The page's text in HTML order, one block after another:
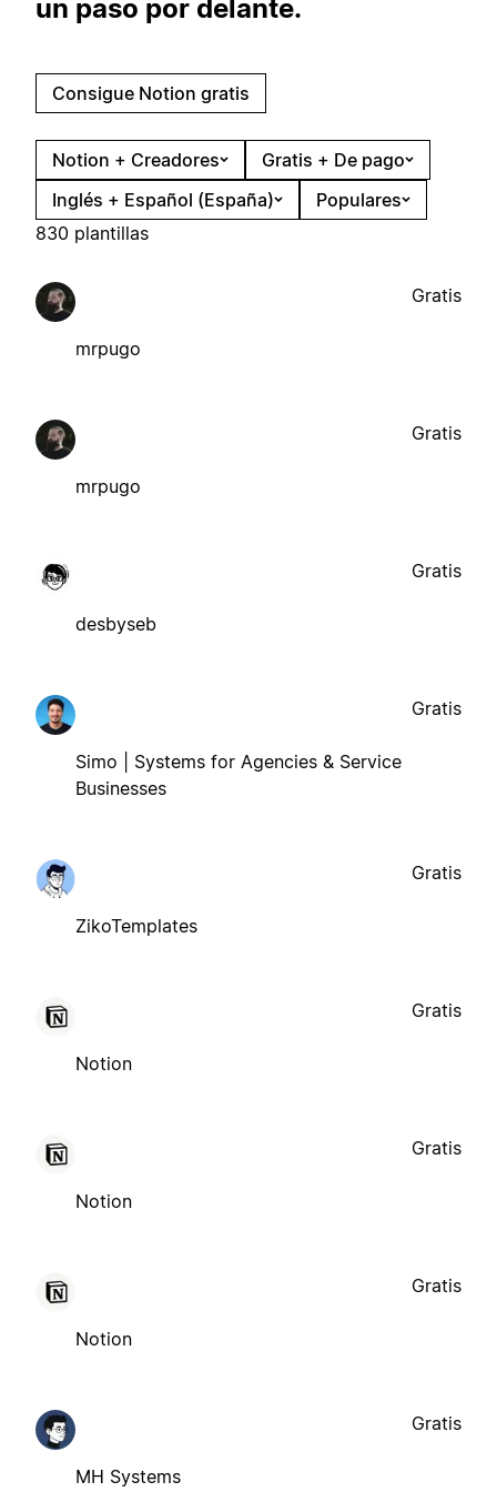
un paso por delante.
Consigue Notion gratis
Notion + Creadores
Gratis + De pago
Inglés + Español (España)
Populares
830 plantillas
mrpugo
Gratis
mrpugo
Gratis
desbyseb
Gratis
Simo | Systems for Agencies & Service
Businesses
Gratis
ZikoTemplates
Gratis
Notion
Gratis
Notion
Gratis
Notion
Gratis
MH Systems
Gratis